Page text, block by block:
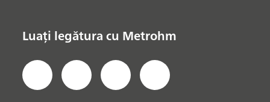
Luați legătura cu Metrohm